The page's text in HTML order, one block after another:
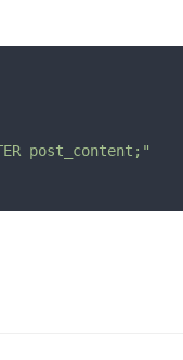
post_content;"